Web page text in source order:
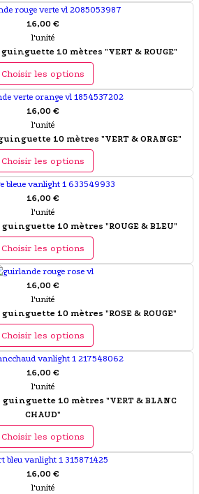
16,00 €
l'unité
10 mètres "VERT & ROUGE"
Choisir les options
16,00 €
l'unité
10 mètres "VERT & ORANGE"
Choisir les options
16,00 €
l'unité
10 mètres "ROUGE & BLEU"
Choisir les options
16,00 €
l'unité
10 mètres "ROSE & ROUGE"
Choisir les options
16,00 €
l'unité
10 mètres "VERT & BLANC
CHAUD"
Choisir les options
16,00 €
l'unité